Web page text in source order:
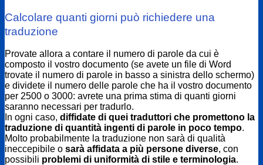
Calcolare quanti giorni può richiedere una
traduzione
Provate allora a contare il numero di parole da cui è
composto il vostro documento (se avete un file di Word
trovate il numero di parole in basso a sinistra dello schermo)
e dividete il numero delle parole che ha il vostro documento
per 2500 o 3000: avrete una prima stima di quanti giorni
saranno necessari per tradurlo.
In ogni caso, diffidate di quei traduttori che promettono la
traduzione di quantità ingenti di parole in poco tempo.
Molto probabilmente la traduzione non sarà di qualità
ineccepibile o sarà affidata a più persone diverse, con
possibili problemi di uniformità di stile e terminologia.